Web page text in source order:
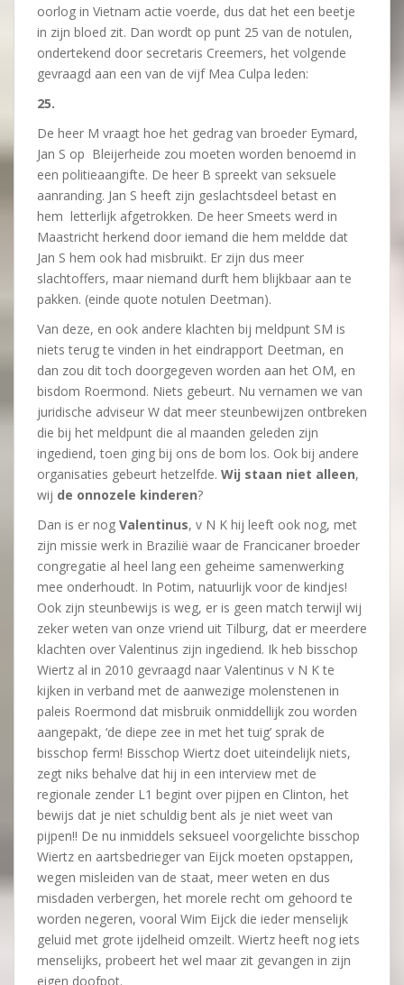
oorlog in Vietnam actie voerde, dus dat het een beetje
in zijn bloed zit. Dan wordt op punt 25 van de notulen,
ondertekend door secretaris Creemers, het volgende
gevraagd aan een van de vijf Mea Culpa leden:
25.
De heer M vraagt hoe het gedrag van broeder Eymard,
Jan S op Bleijerheide zou moeten worden benoemd in
een politieaangifte. De heer B spreekt van seksuele
aanranding. Jan S heeft zijn geslachtsdeel betast en
hem letterlijk afgetrokken. De heer Smeets werd in
Maastricht herkend door iemand die hem meldde dat
Jan S hem ook had misbruikt. Er zijn dus meer
slachtoffers, maar niemand durft hem blijkbaar aan te
pakken. (einde quote notulen Deetman).
Van deze, en ook andere klachten bij meldpunt SM is
niets terug te vinden in het eindrapport Deetman, en
dan zou dit toch doorgegeven worden aan het OM, en
bisdom Roermond. Niets gebeurt. Nu vernamen we van
juridische adviseur W dat meer steunbewijzen ontbreken
die bij het meldpunt die al maanden geleden zijn
ingediend, toen ging bij ons de bom los. Ook bij andere
organisaties gebeurt hetzelfde. Wij staan niet alleen,
wij de onnozele kinderen?
Dan is er nog Valentinus, v N K hij leeft ook nog, met
zijn missie werk in Brazilië waar de Francicaner broeder
congregatie al heel lang een geheime samenwerking
mee onderhoudt. In Potim, natuurlijk voor de kindjes!
Ook zijn steunbewijs is weg, er is geen match terwijl wij
zeker weten van onze vriend uit Tilburg, dat er meerdere
klachten over Valentinus zijn ingediend. Ik heb bisschop
Wiertz al in 2010 gevraagd naar Valentinus v N K te
kijken in verband met de aanwezige molenstenen in
paleis Roermond dat misbruik onmiddellijk zou worden
aangepakt, ‘de diepe zee in met het tuig’ sprak de
bisschop ferm! Bisschop Wiertz doet uiteindelijk niets,
zegt niks behalve dat hij in een interview met de
regionale zender L1 begint over pijpen en Clinton, het
bewijs dat je niet schuldig bent als je niet weet van
pijpen!! De nu inmiddels seksueel voorgelichte bisschop
Wiertz en aartsbedrieger van Eijck moeten opstappen,
wegen misleiden van de staat, meer weten en dus
misdaden verbergen, het morele recht om gehoord te
worden negeren, vooral Wim Eijck die ieder menselijk
geluid met grote ijdelheid omzeilt. Wiertz heeft nog iets
menselijks, probeert het wel maar zit gevangen in zijn
eigen doofpot.